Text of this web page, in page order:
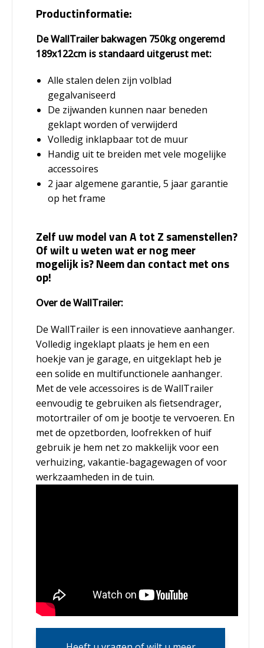
Productinformatie:
De WallTrailer bakwagen 750kg ongeremd
189x122cm is standaard uitgerust met:
Alle stalen delen zijn volblad
gegalvaniseerd
De zijwanden kunnen naar beneden
geklapt worden of verwijderd
Volledig inklapbaar tot de muur
Handig uit te breiden met vele mogelijke
accessoires
2 jaar algemene garantie, 5 jaar garantie
op het frame
Zelf uw model van A tot Z samenstellen?
Of wilt u weten wat er nog meer
mogelijk is? Neem dan contact met ons
op!
Over de WallTrailer:
De WallTrailer is een innovatieve aanhanger.
Volledig ingeklapt plaats je hem en een
hoekje van je garage, en uitgeklapt heb je
een solide en multifunctionele aanhanger.
Met de vele accessoires is de WallTrailer
eenvoudig te gebruiken als fietsendrager,
motortrailer of om je bootje te vervoeren. En
met de opzetborden, loofrekken of huif
gebruik je hem net zo makkelijk voor een
verhuizing, vakantie-bagagewagen of voor
werkzaamheden in de tuin.